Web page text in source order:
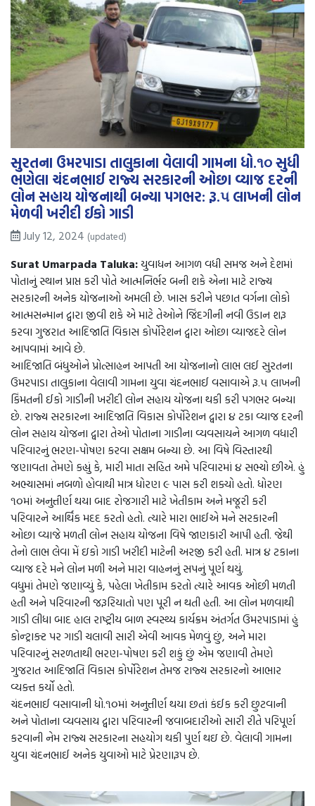
સુરતના ઉમરપાડા તાલુકાના વેલાવી ગામના ધો.૧૦ સુધી
ભણેલા ચંદનભાઈ રાજ્ય સરકારની ઓછા વ્યાજ દરની
લોન સહાય યોજનાથી બન્યા પગભર: રૂ.૫ લાખની લોન
મેળવી ખરીદી ઈકો ગાડી
July 12, 2024 (updated)
Surat Umarpada Taluka:યુવાધન આગળ વધી સમજ અને દેશમાં
પોતાનું સ્થાન પ્રાપ્ત કરી પોતે આત્મનિર્ભર બની શકે એના માટે રાજ્ય
સરકારની અનેક યોજનાઓ અમલી છે. ખાસ કરીને પછાત વર્ગના લોકો
આત્મસન્માન દ્વારા જીવી શકે એ માટે તેઓને જિંદગીની નવી ઉડાન શરૂ
કરવા ગુજરાત આદિજાતિ વિકાસ કોર્પોરેશન દ્વારા ઓછા વ્યાજદરે લોન
આપવામાં આવે છે.
આદિજાતિ બંધુઓને પ્રોત્સાહન આપતી આ યોજનાનો લાભ લઈ સુરતના
ઉમરપાડા તાલુકાના વેલાવી ગામના યુવા ચંદનભાઈ વસાવાએ રૂ.૫ લાખની
કિંમતની ઈકો ગાડીની ખરીદી લોન સહાય યોજના થકી કરી પગભર બન્યા
છે. રાજ્ય સરકારના આદિજાતિ વિકાસ કોર્પોરેશન દ્વારા ૪ ટકા વ્યાજ દરની
લોન સહાય યોજના દ્વારા તેઓ પોતાના ગાડીના વ્યવસાયને આગળ વધારી
પરિવારનું ભરણ-પોષણ કરવા સક્ષમ બન્યા છે. આ વિષે વિસ્તારથી
જણાવતા તેમણે કહ્યું કે, મારી માતા સહિત અમે પરિવારમાં ૪ સભ્યો છીએ. હું
અભ્યાસમાં નબળો હોવાથી માત્ર ધોરણ ૯ પાસ કરી શક્યો હતો. ધોરણ
૧૦માં અનુત્તીર્ણ થયા બાદ રોજગારી માટે ખેતીકામ અને મજૂરી કરી
પરિવારને આર્થિક મદદ કરતો હતો. ત્યારે મારા ભાઈએ મને સરકારની
ઓછા વ્યાજે મળતી લોન સહાય યોજના વિષે જાણકારી આપી હતી. જેથી
તેનો લાભ લેવા મેં ઇકો ગાડી ખરીદી માટેની અરજી કરી હતી. માત્ર ૪ ટકાના
વ્યાજ દરે મને લોન મળી અને મારા વાહનનું સપનું પૂર્ણ થયું.
વધુમાં તેમણે જણાવ્યું કે, પહેલા ખેતીકામ કરતો ત્યારે આવક ઓછી મળતી
હતી અને પરિવારની જરૂરિયાતો પણ પૂરી ન થતી હતી. આ લોન મળવાથી
ગાડી લીધા બાદ હાલ રાષ્ટ્રીય બાળ સ્વસ્થ્ય કાર્યક્રમ અંતર્ગત ઉમરપાડામાં હું
કોન્ટ્રાક્ટ પર ગાડી ચલાવી સારી એવી આવક મેળવું છું, અને મારા
પરિવારનું સરળતાથી ભરણ-પોષણ કરી શકું છું એમ જણાવી તેમણે
ગુજરાત આદિજાતિ વિકાસ કોર્પોરેશન તેમજ રાજ્ય સરકારનો આભાર
વ્યક્ત કર્યો હતો.
ચંદનભાઈ વસાવાની ધો.૧૦માં અનુત્તીર્ણ થયા છતાં કંઈક કરી છુટવાની
અને પોતાના વ્યવસાય દ્વારા પરિવારની જવાબદારીઓ સારી રીતે પરિપૂર્ણ
કરવાની નેમ રાજ્ય સરકારના સહયોગ થકી પુર્ણ થઇ છે. વેલાવી ગામના
યુવા ચંદનભાઈ અનેક યુવાઓ માટે પ્રેરણારૂપ છે.